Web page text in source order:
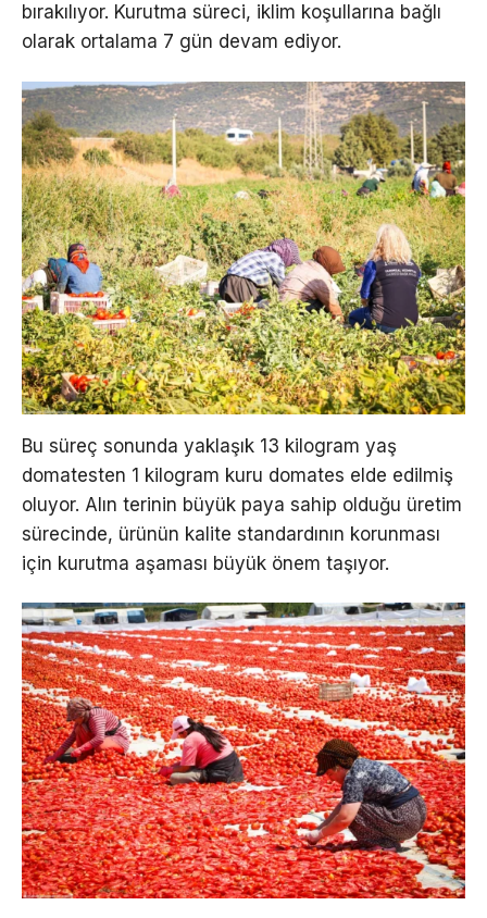
bırakılıyor. Kurutma süreci, iklim koşullarına bağlı
olarak ortalama 7 gün devam ediyor.
Bu süreç sonunda yaklaşık 13 kilogram yaş
domatesten 1 kilogram kuru domates elde edilmiş
oluyor. Alın terinin büyük paya sahip olduğu üretim
sürecinde, ürünün kalite standardının korunması
için kurutma aşaması büyük önem taşıyor.